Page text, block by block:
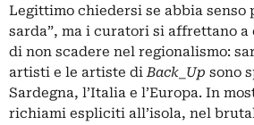
Legittimo chiedersi se abbia senso
sarda”, ma i curatori si affrettano
di non scadere nel regionalismo:
artisti e le artiste diBack_Up sono
Sardegna, l’Italia e l’Europa. In
richiami espliciti all’isola, nel